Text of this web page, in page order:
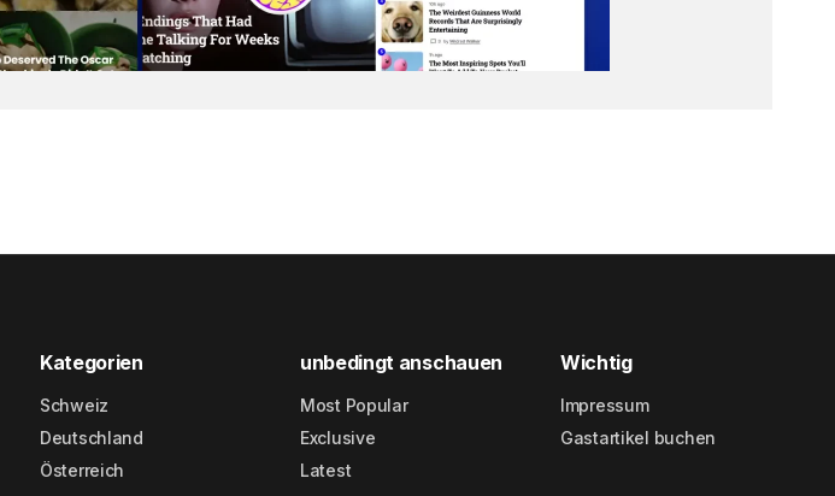
Kategorien
Schweiz
Deutschland
Österreich
unbedingt anschauen
Most Popular
Exclusive
Latest
Wichtig
Impressum
Gastartikel buchen